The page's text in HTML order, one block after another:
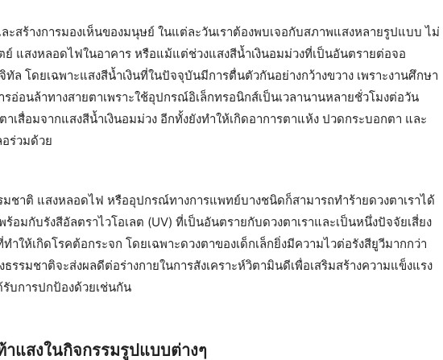
ะสร้างการมองเห็นของมนุษย์ ในแต่ละวันเราต้องพบเจอกับสภาพแสงหลายรูปแบบ ไม่
ย์ แสงหลอดไฟในอาคาร หรือแม้แต่ช่วงแสงสีน้ำเงินอมม่วงที่เป็นอันตรายต่อจอ
ล โดยเฉพาะแสงสีน้ำเงินที่ในปัจจุบันมีการตื่นตัวกันอย่างกว้างขวาง เพราะงานศึกษา
อ่อนล้าทางสายตาเพราะใช้อุปกรณ์อิเล็กทรอนิกส์เป็นเวลานานหลายชั่วโมงต่อวัน
เสื่อมจากแสงสีน้ำเงินอมม่วง อีกทั้งยังทำให้เกิดอาการตาแห้ง ปวดกระบอกตา และ
ร่วมด้วย
ชาติ แสงหลอดไฟ หรืออุปกรณ์ทางการแพทย์บางชนิดก็สามารถทำร้ายดวงตาเราได้
อมกับรังสีอัลตราไวโอเลต (UV) ที่เป็นอันตรายกับดวงตาเราและเป็นหนึ่งปัจจัยเสี่ยง
ทำให้เกิดโรคต้อกระจก โดยเฉพาะดวงตาของเด็กเล็กยิ่งมีความไวต่อรังสียูวีมากกว่า
รรมชาติจะส่งผลดีต่อร่างกายในการสังเคราะห์วิตามินดีเพื่อเสริมสร้างความแข็งแรง
บการปกป้องด้วยเช่นกัน
แสงในกิจกรรมรูปแบบต่างๆ